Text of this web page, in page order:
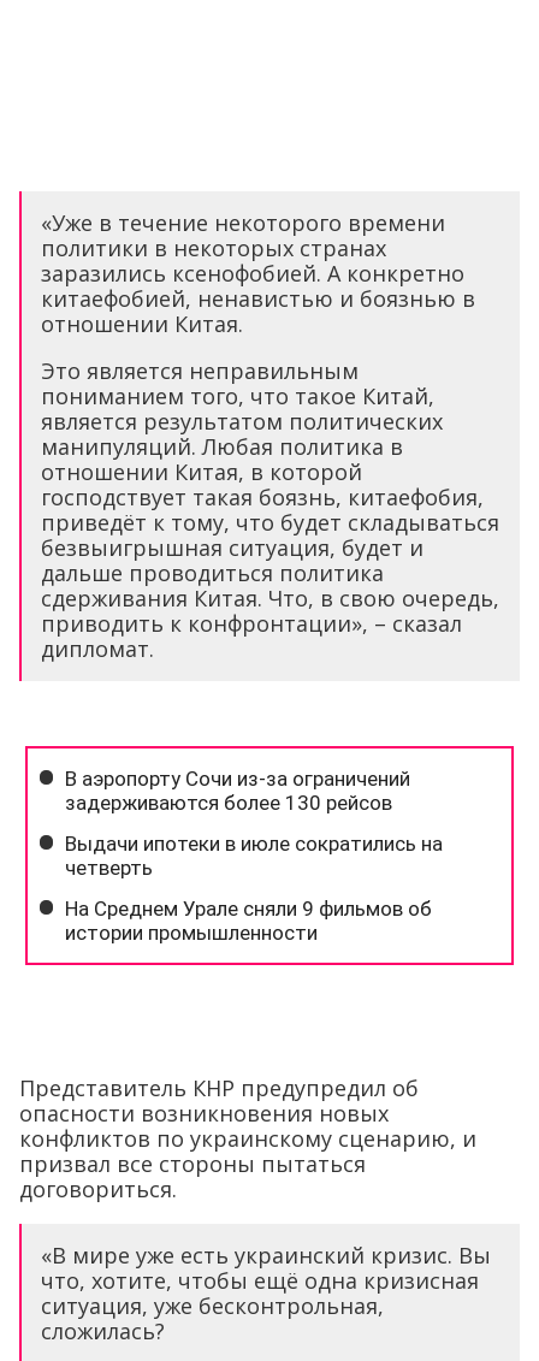
«Уже в течение некоторого времени
политики в некоторых странах
заразились ксенофобией. А конкретно
китаефобией, ненавистью и боязнью в
отношении Китая.
Это является неправильным
пониманием того, что такое Китай,
является результатом политических
манипуляций. Любая политика в
отношении Китая, в которой
господствует такая боязнь, китаефобия,
приведёт к тому, что будет складываться
безвыигрышная ситуация, будет и
дальше проводиться политика
сдерживания Китая. Что, в свою очередь,
приводить к конфронтации», – сказал
дипломат.
Представитель КНР предупредил об
опасности возникновения новых
конфликтов по украинскому сценарию, и
призвал все стороны пытаться
договориться.
«В мире уже есть украинский кризис. Вы
что, хотите, чтобы ещё одна кризисная
ситуация, уже бесконтрольная,
сложилась?